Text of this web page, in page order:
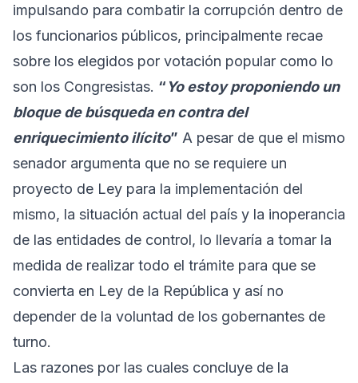
impulsando para combatir la corrupción dentro de
los funcionarios públicos, principalmente recae
sobre los elegidos por votación popular como lo
son los Congresistas. “ Yo estoy proponiendo un
bloque de búsqueda en contra del
enriquecimiento ilícito” A pesar de que el mismo
senador argumenta que no se requiere un
proyecto de Ley para la implementación del
mismo, la situación actual del país y la inoperancia
de las entidades de control, lo llevaría a tomar la
medida de realizar todo el trámite para que se
convierta en Ley de la República y así no
depender de la voluntad de los gobernantes de
turno.
Las razones por las cuales concluye de la